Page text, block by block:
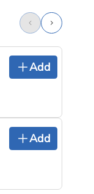
Add
Add